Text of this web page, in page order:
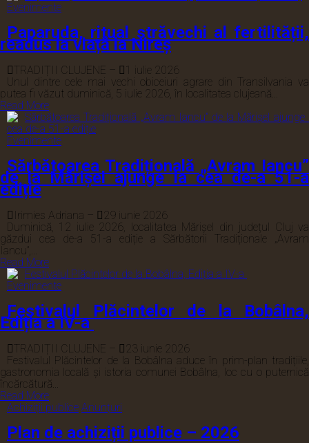
Evenimente
Paparuda, ritual străvechi al fertilității,
readus la viață la Nireș
TRADIȚII CLUJENE
1 iulie 2026
Unul dintre cele mai vechi obiceiuri agrare din Transilvania va
putea fi văzut duminică, 5 iulie 2026, în localitatea clujeană...
Read More
Evenimente
Sărbătoarea Tradițională „Avram Iancu”
de la Mărișel ajunge la cea de-a 51-a
ediție
Irimies Adriana
29 iunie 2026
Duminică, 12 iulie 2026, localitatea Mărișel din județul Cluj va
găzdui cea de-a 51-a ediție a Sărbătorii Tradiționale „Avram
Iancu”,...
Read More
Evenimente
Festivalul Plăcintelor de la Bobâlna,
Ediția a IV-a
TRADIȚII CLUJENE
23 iunie 2026
Festivalul Plăcintelor de la Bobâlna aduce în prim-plan tradițiile,
gastronomia locală și istoria comunei Bobâlna, loc cu o puternică
încărcătură...
Read More
Achiziții publice Anunțuri
Plan de achiziții publice – 2026